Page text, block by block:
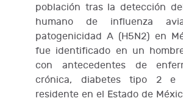
población tras la detección
humano de influenza
patogenicidad A (H5N2) en
fue identificado en un
con antecedentes de
crónica, diabetes tipo 2 e
residente en el Estado de